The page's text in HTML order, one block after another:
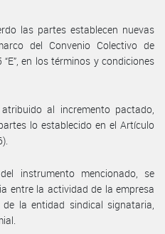
las partes establecen nuevas
del Convenio Colectivo de
en los términos y condiciones
al incremento pactado,
lo establecido en el Artículo
instrumento mencionado, se
entre la actividad de la empresa
la entidad sindical signataria,